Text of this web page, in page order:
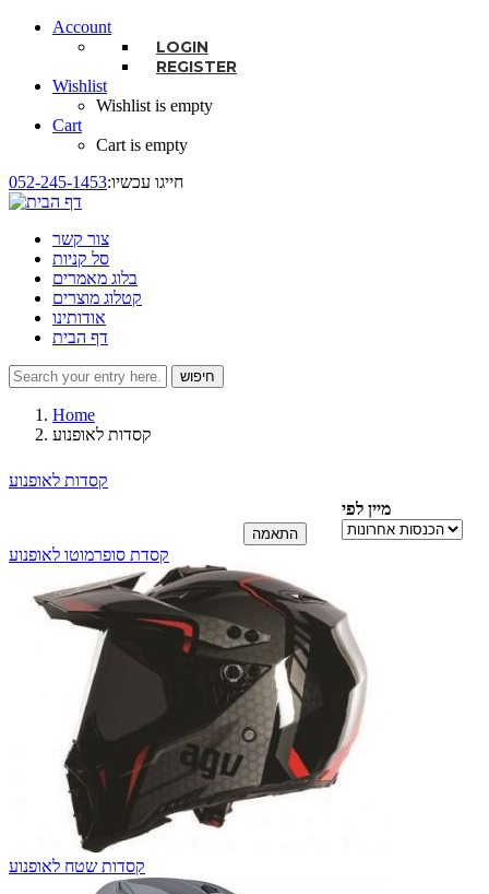
Account
LOGIN
REGISTER
Wishlist
Wishlist is empty
Cart
Cart is empty
052-245-1453 :חייגו עכשיו
צור קשר
סל קניות
בלוג מאמרים
קטלוג מוצרים
אודותינו
דף הבית
חיפוש
Home
קסדות לאופנוע
קסדות לאופנוע
מיין לפי
קסדת סופרמוטו לאופנוע
קסדות שטח לאופנוע